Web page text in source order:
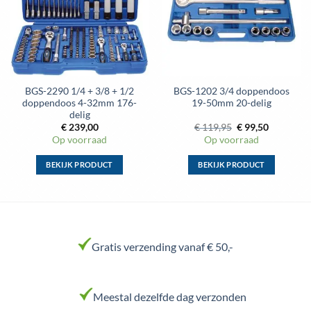
worden
op
de
productpagina
BGS-2290 1/4 + 3/8 + 1/2
doppendoos 4-32mm 176-
delig
€239,00
Op voorraad
BEKIJK PRODUCT
variaties.
Deze
gekozen
BGS-1202 3/4 doppendoos
19-50mm 20-delig
€119,95 Oorspronkelijke
prijs
was:
€ 119,95.
€ 99,50Huidige
€ 99,50.
Op voorraad
BEKIJK PRODUCT
gekozen
Gratis verzending vanaf € 50,-
Meestal dezelfde dag verzonden